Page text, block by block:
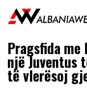
Pragsfida
një Juventus
të vlerësoj